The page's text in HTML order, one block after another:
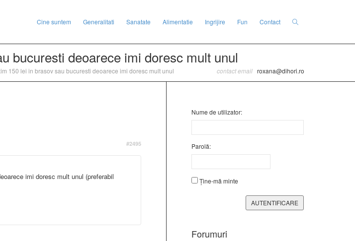
Cine suntem Generalitati Sanatate Alimentatie Ingrijire Fun Contact
bucuresti deoarece imi doresc mult unul
150 lei in brasov sau bucuresti deoarece imi doresc mult unul contact email roxana@dihori.ro
#2495
imi doresc mult unul (preferabil
Nume de utilizator:
Parolă:
Ține-mă minte
AUTENTIFICARE
Forumuri